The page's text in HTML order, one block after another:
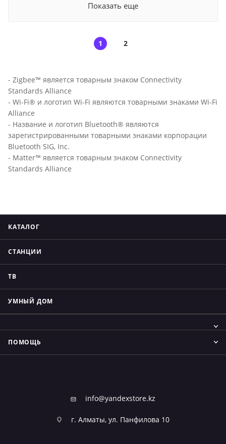
Показать еще
1 2
- Zigbee™ является товарным знаком Connectivity
Standards Alliance
- Wi-Fi® и логотип Wi-Fi являются товарными знаками Wi-Fi
Alliance
- Название и логотип Bluetooth® являются
зарегистрированными товарными знаками корпорации
Bluetooth SIG, Inc.
- Matter™ является товарным знаком Connectivity
Standards Alliance
КАТАЛОГ
СТАНЦИИ
ТВ
УМНЫЙ ДОМ
ПОМОЩЬ
info@yandexstore.kz
г. Алматы, ул. Панфилова 10